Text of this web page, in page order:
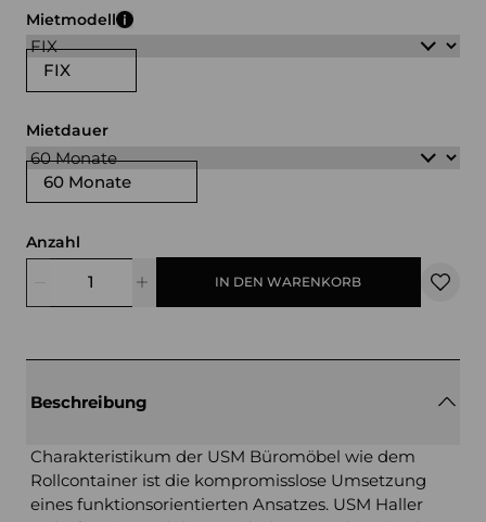
FIX
Mietmodell
60 Monate
Mietdauer
Anzahl
IN DEN WARENKORB
Beschreibung
Charakteristikum der USM Büromöbel wie dem
Rollcontainer ist die kompromisslose Umsetzung
eines funktionsorientierten Ansatzes. USM Haller